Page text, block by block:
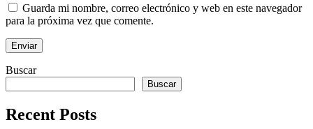
Guarda mi nombre, correo electrónico y web en este navegador
para la próxima vez que comente.
Buscar
Buscar
Recent Posts